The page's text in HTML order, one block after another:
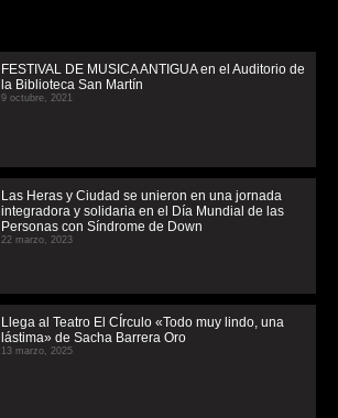
FESTIVAL DE MUSICA ANTIGUA en el Auditorio de
la Biblioteca San Martín
9 octubre, 2021
Las Heras y Ciudad se unieron en una jornada
integradora y solidaria en el Día Mundial de las
Personas con Síndrome de Down
22 marzo, 2023
Llega al Teatro El CÍrculo «Todo muy lindo, una
lástima» de Sacha Barrera Oro
13 marzo, 2025